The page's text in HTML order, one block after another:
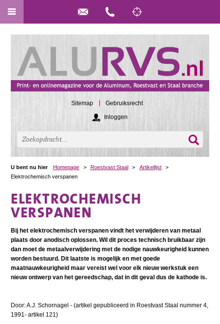
Sitemap
Gebruiksrecht
Inloggen
U bent nu hier Homepage > Roestvast Staal > Artikellijst
>
Elektrochemisch verspanen
ELEKTROCHEMISCH
VERSPANEN
Bij het elektrochemisch verspanen vindt het verwijderen van metaal
plaats door anodisch oplossen. Wil dit proces technisch bruikbaar zijn
dan moet de metaalverwijdering met de nodige nauwkeurigheid kunnen
worden bestuurd. Dit laatste is mogelijk en met goede
maatnauwkeurigheid maar vereist wel voor elk nieuw werkstuk een
nieuw ontwerp van het gereedschap, dat in dit geval dus de kathode is.
Door: A.J. Schornagel - (artikel gepubliceerd in Roestvast Staal nummer 4,
1991- artikel 121)